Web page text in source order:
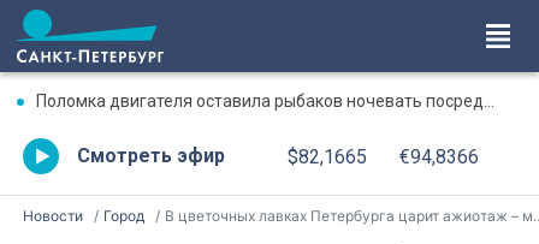
Поломка двигателя оставила рыбаков ночевать посреди Ладожского озера
Смотреть эфир $82,1665 €94,8366
Новости Город В цветочных лавках Петербурга царит ажиотаж – мужчины с утра выстраиваются за тюльпанами и мимозами